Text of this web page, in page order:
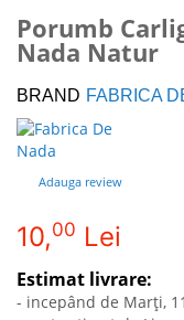
the
end
the
images
gallery
to
the
of
the
images
gallery
Porumb
Nada Natur
BRAND FABRICA
Adauga review
10,00 Lei
Estimat livrare:
- incepând de Marți,